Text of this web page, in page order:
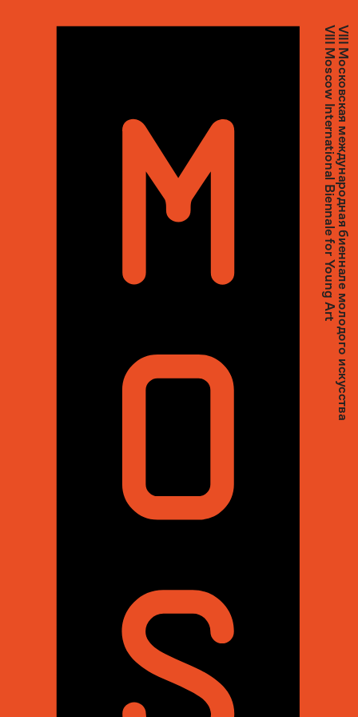
VIII Московская международная биеннале молодого искусства
VIII Moscow International Biennale for Young Art